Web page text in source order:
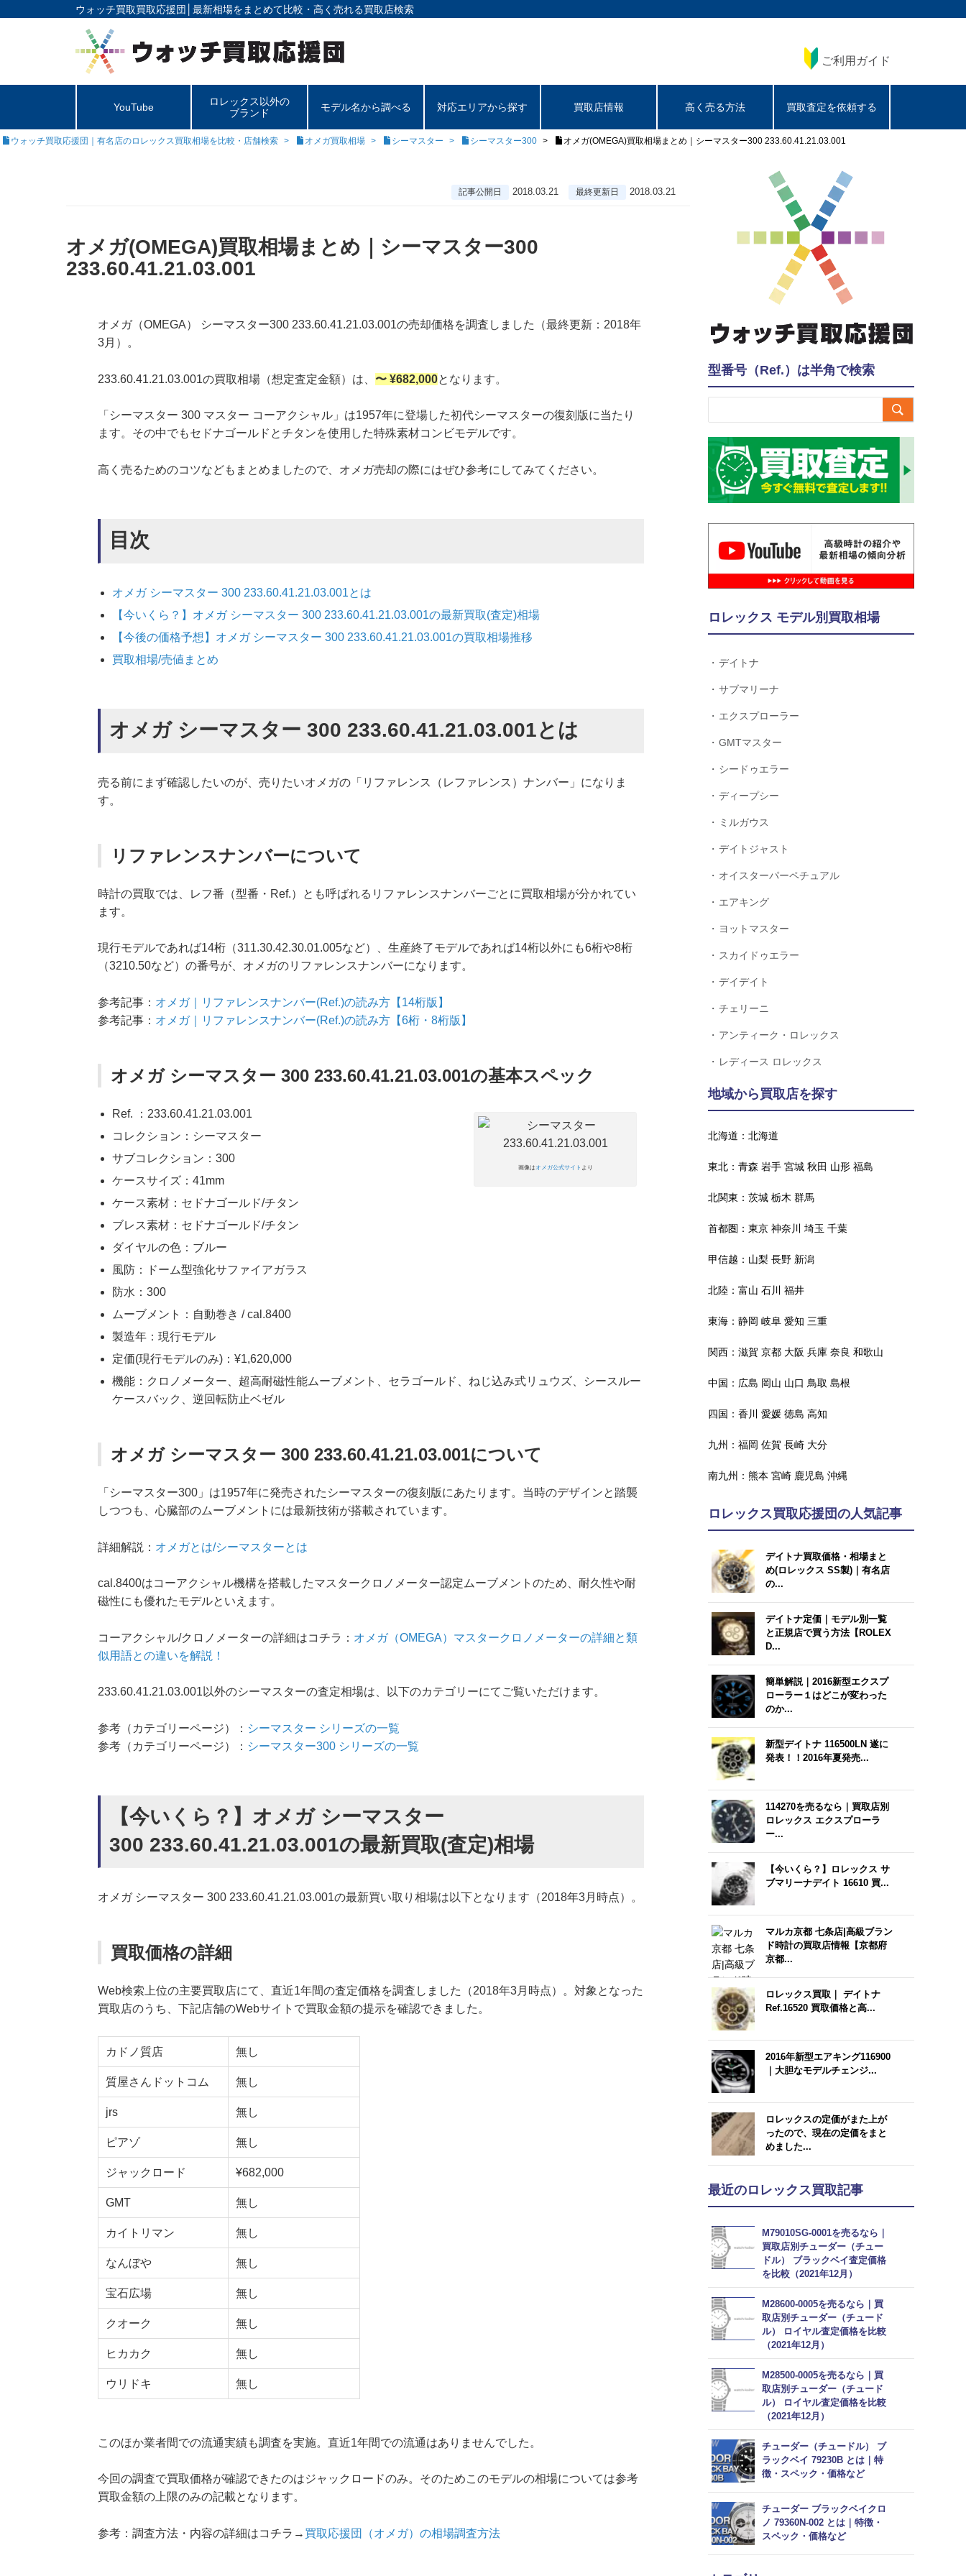
ウォッチ買取買取応援団│ 最新相場をまとめて比較・高く売れる買取店検索
ご利用ガイド
YouTube
ロレックス以外の
ブランド
モデル名から調べる 対応エリアから探す 買取店情報 高く売る方法 買取査定を依頼する
ウォッチ買取応援団｜有名店のロレックス買取相場を比較・店舗検索 オメガ買取相場 シーマスター シーマスター300 オメガ(OMEGA)買取相場まとめ｜シーマスター300 233.60.41.21.03.001
記事公開日 2018.03.21 最終更新日 2018.03.21
オメガ(OMEGA)買取相場まとめ｜シーマスター300
233.60.41.21.03.001
オメガ（OMEGA） シーマスター300 233.60.41.21.03.001の売却価格を調査しました（最終更新：2018年
3月）。
233.60.41.21.03.001の買取相場（想定査定金額）は、 〜 ¥682,000となります。
「シーマスター 300 マスター コーアクシャル」は1957年に登場した初代シーマスターの復刻版に当たり
ます。その中でもセドナゴールドとチタンを使用した特殊素材コンビモデルです。
高く売るためのコツなどもまとめましたので、オメガ売却の際にはぜひ参考にしてみてください。
目次
オメガ シーマスター 300 233.60.41.21.03.001とは
【今いくら？】オメガ シーマスター 300 233.60.41.21.03.001の最新買取(査定)相場
【今後の価格予想】オメガ シーマスター 300 233.60.41.21.03.001の買取相場推移
買取相場/売値まとめ
オメガ シーマスター 300 233.60.41.21.03.001とは
売る前にまず確認したいのが、売りたいオメガの「リファレンス（レファレンス）ナンバー」になりま
す。
リファレンスナンバーについて
時計の買取では、レフ番（型番・Ref.）とも呼ばれるリファレンスナンバーごとに買取相場が分かれてい
ます。
現行モデルであれば14桁（311.30.42.30.01.005など）、生産終了モデルであれば14桁以外にも6桁や8桁
（3210.50など）の番号が、オメガのリファレンスナンバーになります。
参考記事： オメガ｜リファレンスナンバー(Ref.)の読み方【14桁版】
参考記事： オメガ｜リファレンスナンバー(Ref.)の読み方【6桁・8桁版】
オメガ シーマスター 300 233.60.41.21.03.001の基本スペック
画像はオメガ公式サイト より
Ref. ：233.60.41.21.03.001
コレクション：シーマスター
サブコレクション：300
ケースサイズ：41mm
ケース素材：セドナゴールド/チタン
ブレス素材：セドナゴールド/チタン
ダイヤルの色：ブルー
風防：ドーム型強化サファイアガラス
防水：300
ムーブメント：自動巻き / cal.8400
製造年：現行モデル
定価(現行モデルのみ)：¥1,620,000
機能：クロノメーター、超高耐磁性能ムーブメント、セラゴールド、ねじ込み式リュウズ、シースルー
ケースバック、逆回転防止ベゼル
オメガ シーマスター 300 233.60.41.21.03.001について
「シーマスター300」は1957年に発売されたシーマスターの復刻版にあたります。当時のデザインと踏襲
しつつも、心臓部のムーブメントには最新技術が搭載されています。
詳細解説： オメガとは/シーマスターとは
cal.8400はコーアクシャル機構を搭載したマスタークロノメーター認定ムーブメントのため、耐久性や耐
磁性にも優れたモデルといえます。
コーアクシャル/クロノメーターの詳細はコチラ： オメガ（OMEGA）マスタークロノメーターの詳細と類
似用語との違いを解説！
233.60.41.21.03.001以外のシーマスターの査定相場は、以下のカテゴリーにてご覧いただけます。
参考（カテゴリーページ）： シーマスター シリーズの一覧
参考（カテゴリーページ）： シーマスター300 シリーズの一覧
【今いくら？】オメガ シーマスター
300 233.60.41.21.03.001の最新買取(査定)相場
オメガ シーマスター 300 233.60.41.21.03.001の最新買い取り相場は以下となります（2018年3月時点）。
買取価格の詳細
Web検索上位の主要買取店にて、直近1年間の査定価格を調査しました（2018年3月時点）。対象となった
買取店のうち、下記店舗のWebサイトで買取金額の提示を確認できました。
カドノ質店 無し
質屋さんドットコム 無し
jrs 無し
ピアゾ 無し
ジャックロード ¥682,000
GMT 無し
カイトリマン 無し
なんぼや 無し
宝石広場 無し
クオーク 無し
ヒカカク 無し
ウリドキ 無し
このほか業者間での流通実績も調査を実施。直近1年間での流通はありませんでした。
今回の調査で買取価格が確認できたのはジャックロードのみ。そのためこのモデルの相場については参考
買取金額の上限のみの記載となります。
参考：調査方法・内容の詳細はコチラ→ 買取応援団（オメガ）の相場調査方法
型番号（Ref.）は半角で検索

ロレックス モデル別買取相場
デイトナ
サブマリーナ
エクスプローラー
GMTマスター
シードゥエラー
ディープシー
ミルガウス
デイトジャスト
オイスターパーペチュアル
エアキング
ヨットマスター
スカイドゥエラー
デイデイト
チェリーニ
アンティーク・ロレックス
レディース ロレックス
地域から買取店を探す
北海道： 北海道
東北： 青森 岩手 宮城 秋田 山形 福島
北関東： 茨城 栃木 群馬
首都圏： 東京 神奈川 埼玉 千葉
甲信越： 山梨 長野 新潟
北陸： 富山 石川 福井
東海： 静岡 岐阜 愛知 三重
関西： 滋賀 京都 大阪 兵庫 奈良 和歌山
中国： 広島 岡山 山口 鳥取 島根
四国： 香川 愛媛 徳島 高知
九州： 福岡 佐賀 長崎 大分
南九州： 熊本 宮崎 鹿児島 沖縄
ロレックス買取応援団の人気記事
デイトナ買取価格・相場まと
め(ロレックス SS製)｜有名店
の...
デイトナ定価｜モデル別一覧
と正規店で買う方法【ROLEX
D...
簡単解説｜2016新型エクスプ
ローラー１はどこが変わった
のか...
新型デイトナ 116500LN 遂に
発表！！2016年夏発売...
114270を売るなら｜買取店別
ロレックス エクスプローラ
ー...
【今いくら？】ロレックス サ
ブマリーナデイト 16610 買...
マルカ京都 七条店|高級ブラン
ド時計の買取店情報【京都府
京都...
ロレックス買取｜ デイトナ
Ref.16520 買取価格と高...
2016年新型エアキング116900
｜大胆なモデルチェンジ...
ロレックスの定価がまた上が
ったので、現在の定価をまと
めました...
最近のロレックス買取記事
M79010SG-0001を売るなら｜
買取店別チューダー（チュー
ドル） ブラックベイ査定価格
を比較（2021年12月）
M28600-0005を売るなら｜買
取店別チューダー（チュード
ル） ロイヤル査定価格を比較
（2021年12月）
M28500-0005を売るなら｜買
取店別チューダー（チュード
ル） ロイヤル査定価格を比較
（2021年12月）
チューダー（チュードル） ブ
ラックベイ 79230B とは｜特
徴・スペック・価格など
チューダー ブラックベイクロ
ノ 79360N-002 とは｜特徴・
スペック・価格など